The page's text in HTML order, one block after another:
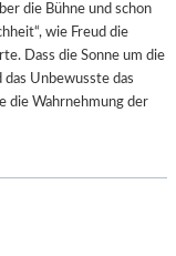
die Bühne und schon
wie Freud die
Dass die Sonne um die
Unbewusste das
die Wahrnehmung der